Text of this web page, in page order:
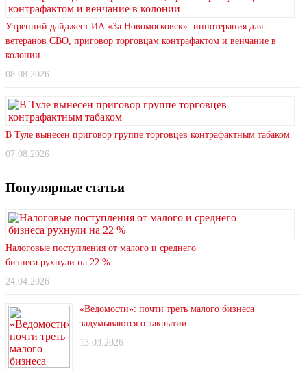
Утренний дайджест ИА «За Новомосковск»: иппотерапия для
ветеранов СВО, приговор торговцам контрафактом и венчание в
колонии
08.08.2026
В Туле вынесен приговор группе торговцев контрафактным табаком
07.08.2026
Популярные статьи
Налоговые поступления от малого и среднего
бизнеса рухнули на 22 %
24.04.2026
«Ведомости»: почти треть малого бизнеса
задумываются о закрытии
13.03.2026